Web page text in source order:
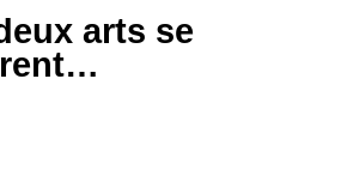
arts se